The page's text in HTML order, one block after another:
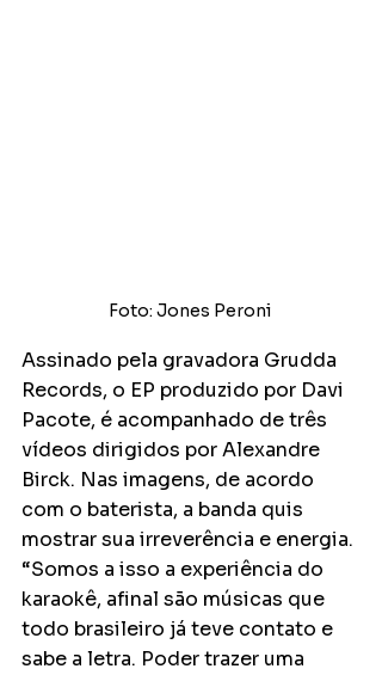
Foto: Jones Peroni
Assinado pela gravadora Grudda
Records, o EP produzido por Davi
Pacote, é acompanhado de três
vídeos dirigidos por Alexandre
Birck. Nas imagens, de acordo
com o baterista, a banda quis
mostrar sua irreverência e energia.
“Somos a isso a experiência do
karaokê, afinal são músicas que
todo brasileiro já teve contato e
sabe a letra. Poder trazer uma